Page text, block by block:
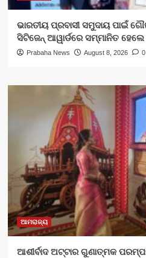
ଭାରତୀୟ ପ୍ରବାସୀ ସମୁଦାୟ ପାଇଁ
ସିଟିଜେନ୍ ଆୱାର୍ଡରେ ସମ୍ମାନିତ ହେଲେ
Prabaha News August 8, 2026 0
ଆମରାଜ୍ୟ
ଆଶୀର୍ବାଦ ଅଟ୍ଟାର ଗୁଣାତ୍ମକ